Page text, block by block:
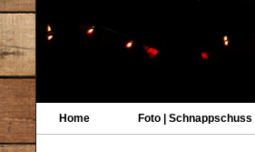
Home Foto | Schnappschuss